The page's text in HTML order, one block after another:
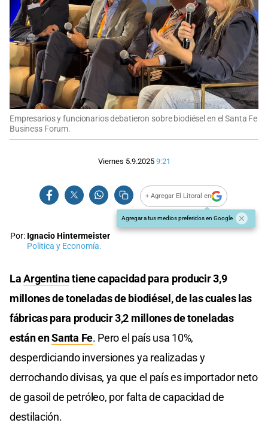
Empresarios y funcionarios debatieron sobre biodiésel en el Santa Fe
Business Forum.
Viernes 5.9.2025 9:21
+ Agregar El Litoral en
Agregar a tus medios preferidos en Google
Por: Ignacio Hintermeister
Politica y Economía.
LaArgentinatiene capacidad para producir 3,9
millones de toneladas de biodiésel, de las cuales las
fábricas para producir 3,2 millones de toneladas
están enSanta Fe. Pero el país usa 10%,
desperdiciando inversiones ya realizadas y
derrochando divisas, ya que el país es importador neto
de gasoil de petróleo, por falta de capacidad de
destilación.